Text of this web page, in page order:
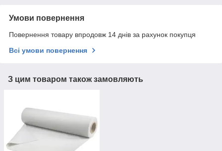
Умови повернення
Повернення товару впродовж 14 днів за рахунок покупця
Всі умови повернення
З цим товаром також замовляють